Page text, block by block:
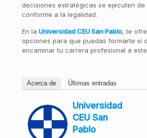
decisiones estratégicas se ejecuten
conforme a la legalidad.
En la Universidad CEU San Pablo, te
opciones para que puedas formarte si
encaminar tu carrera profesional a
Acerca de Últimas entradas
Universidad
CEU San
Pablo